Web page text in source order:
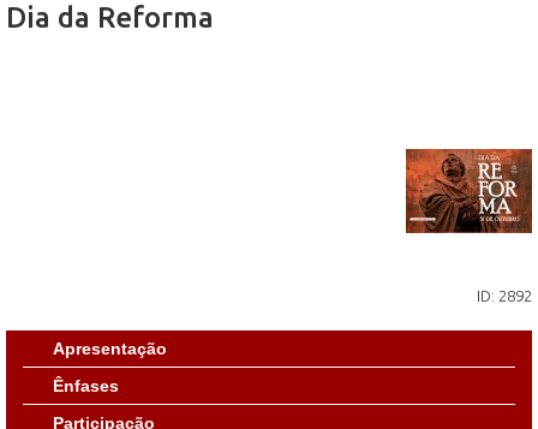
Dia da Reforma
ID: 2892
Apresentação
Ênfases
Participação